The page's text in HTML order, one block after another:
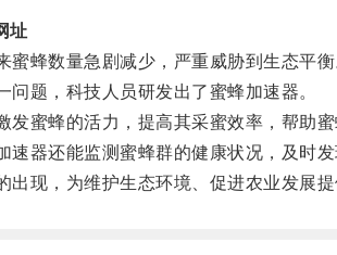
址
蜂数量急剧减少，严重威胁到生态平衡
题，科技人员研发出了蜜蜂加速器。
蜜蜂的活力，提高其采蜜效率，帮助蜜
器还能监测蜜蜂群的健康状况，及时发
现，为维护生态环境、促进农业发展提